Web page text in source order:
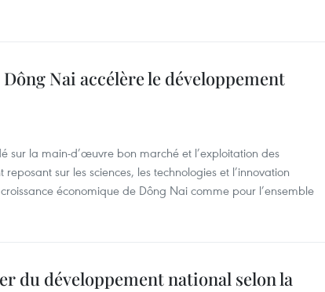
Nai accélère le développement
sur la main-d’œuvre bon marché et l’exploitation des
sur les sciences, les technologies et l’innovation
économique de Dông Nai comme pour l’ensemble
du développement national selon la